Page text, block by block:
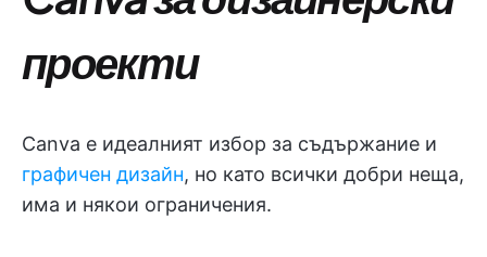
проекти
Canva е идеалният избор за съдържание и
графичен дизайн, но като всички добри неща,
има и някои ограничения.